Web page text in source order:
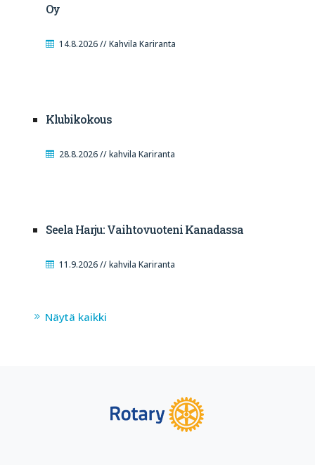
Oy
14.8.2026 // Kahvila Kariranta
Klubikokous
28.8.2026 // kahvila Kariranta
Seela Harju: Vaihtovuoteni Kanadassa
11.9.2026 // kahvila Kariranta
Näytä kaikki